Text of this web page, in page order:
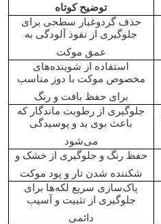
توضیح کوتاه
حذف گردوغبار سطحی برای
جلوگیری از نفوذ آلودگی به
عمق موکت
استفاده از شوینده‌های
مخصوص موکت با دوز مناسب
برای حفظ بافت و رنگ
جلوگیری از رطوبت ماندگار که
باعث بوی بد و پوسیدگی
می‌شود
حفظ رنگ و جلوگیری از خشک و
شکننده شدن تار و پود موکت
پاک‌سازی سریع لکه‌ها برای
جلوگیری از تثبیت و آسیب
دائمی